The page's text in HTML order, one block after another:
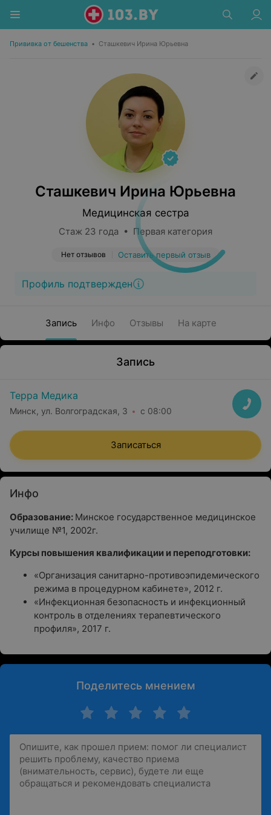
Прививка от бешенства • Сташкевич Ирина Юрьевна
Сташкевич Ирина Юрьевна
Медицинская сестра
Стаж 23 года • Первая категория
Нет отзывов Оставить первый отзыв
Профиль подтвержден
Запись Инфо Отзывы На карте
Запись
Терра Медика
Минск, ул. Волгоградская, 3 с 08:00
Записаться
Инфо
Образование: Минское государственное медицинское
училище №1, 2002г.
Курсы повышения квалификации и переподготовки:
«Организация санитарно-противоэпидемического
режима в процедурном кабинете», 2012 г.
«Инфекционная безопасность и инфекционный
контроль в отделениях терапевтического
профиля», 2017 г.
Поделитесь мнением